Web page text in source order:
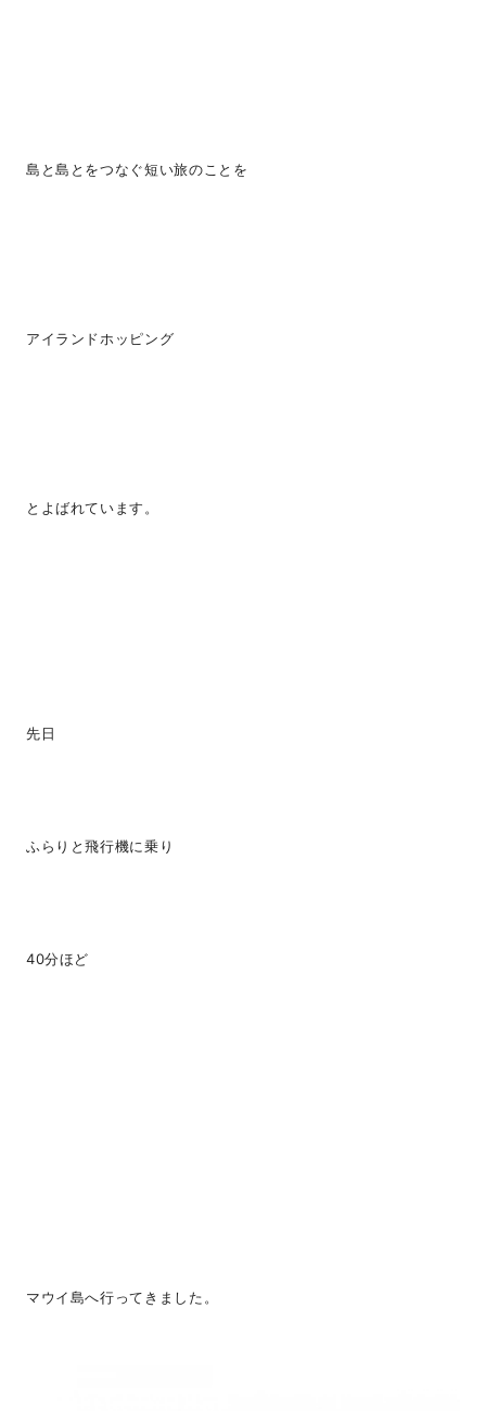
島と島とをつなぐ短い旅のことを
アイランドホッピング
とよばれています。
先日
ふらりと飛行機に乗り
40分ほど
マウイ島へ行ってきました。